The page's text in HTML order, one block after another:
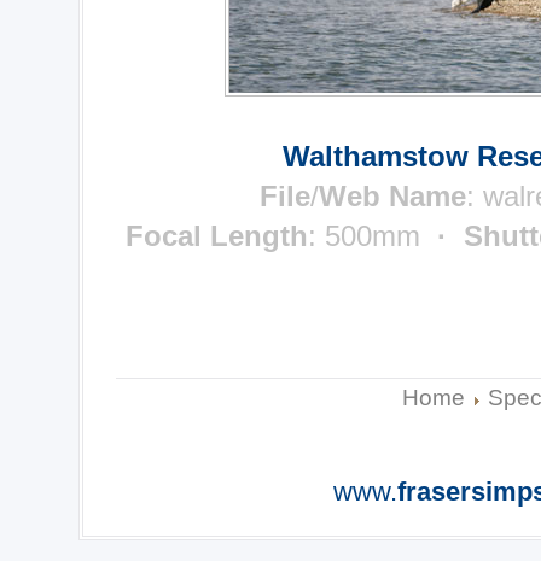
Walthamstow
File/Web Name:
Focal Length: 500mm ·
Home
www.